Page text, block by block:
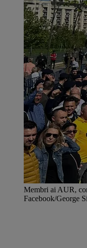
Membri ai AUR,
Facebook/George